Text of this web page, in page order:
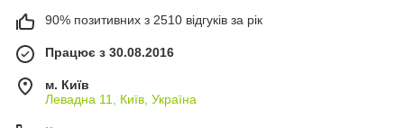
90% позитивних з 2510 відгуків за рік
Працює з 30.08.2016
м. Київ
Левадна 11, Київ, Україна